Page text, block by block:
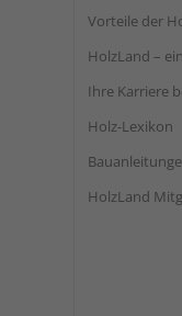
Vorteile der
HolzLand –
Ihre Karriere
Holz-Lexikon
HolzLand